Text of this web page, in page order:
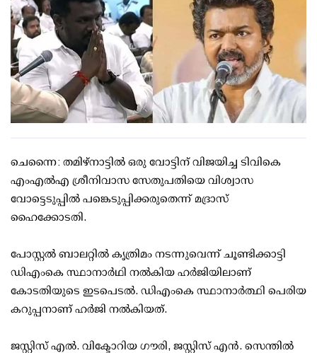
ചെന്നൈ: തമിഴ്‌നാട്ടില്‍ ഒരു വോട്ടിന് വിജയിച്ച ടിവികെ
എംഎല്‍എ ശ്രീനിവാസ സേതുപതിയെ വിശ്വാസ
വോട്ടെടുപ്പില്‍ പങ്കെടുപ്പിക്കരുതെന്ന് മദ്രാസ്
ഹൈക്കോടതി.
പോസ്റ്റല്‍ ബാലറ്റില്‍ കൃത്രിമം നടന്നുവെന്ന് ചൂണ്ടിക്കാട്ടി
ഡിഎംകെ സ്ഥാനാര്‍ഥി നല്‍കിയ ഹര്‍ജിയിലാണ്
കോടതിയുടെ ഇടപെടല്‍. ഡിഎംകെ സ്ഥാനാര്‍ത്ഥി പെരിയ
കറുപ്പനാണ് ഹര്‍ജി നല്‍കിയത്.
ജസ്റ്റിസ് എല്‍. വിക്ടോറിയ ഗൗരി, ജസ്റ്റിസ് എന്‍. സെന്തില്‍